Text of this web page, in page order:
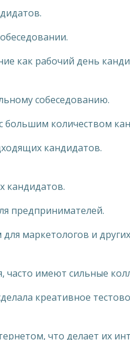
как рабочий день
собеседованию.
большим количеством
кандидатов.
кандидатов.
предпринимателей.
маркетологов и
часто имеют сильные
креативное
что делает их